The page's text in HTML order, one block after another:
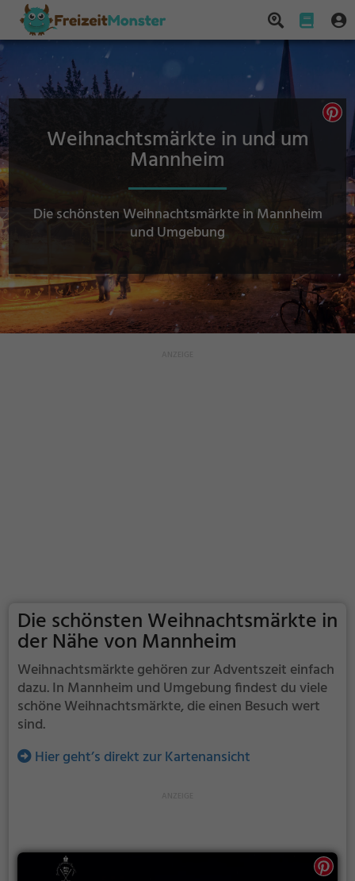
Weihnachtsmärkte in und um
Mannheim
Die schönsten Weihnachtsmärkte in Mannheim
und Umgebung
Die schönsten Weihnachtsmärkte in
der Nähe von Mannheim
Weihnachtsmärkte gehören zur Adventszeit einfach
dazu. In Mannheim und Umgebung findest du viele
schöne Weihnachtsmärkte, die einen Besuch wert
sind.
Hier geht’s direkt zur Kartenansicht